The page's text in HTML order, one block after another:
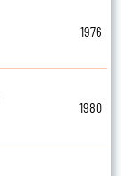
1976
1980